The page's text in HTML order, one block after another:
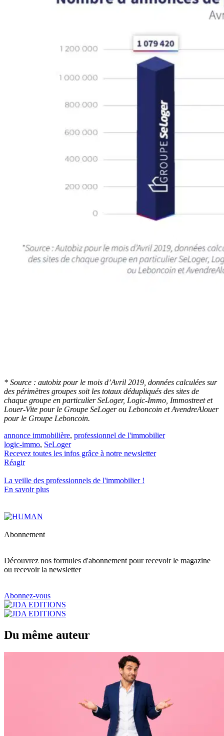
* Source : autobiz pour le mois d’Avril 2019, données calculées sur
des périmètres groupes soit les totaux dédupliqués des sites de
chaque groupe en particulier SeLoger, Logic-Immo, Immostreet et
Louer-Vite pour le Groupe SeLoger ou Leboncoin et AvendreAlouer
pour le Groupe Leboncoin.
annonce immobilière, professionnel de l'immobilier
logic-immo, SeLoger
Recevez toutes les infos grâce à notre newsletter
Réagir
La veille des professionnels de l'immobilier!
En savoir plus
Abonnement
Découvrez nos formules d'abonnement pour recevoir le magazine
ou recevoir la newsletter
Abonnez-vous
Du même auteur